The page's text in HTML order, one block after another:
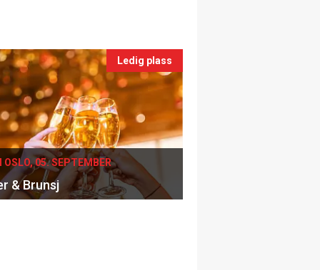
Ledig plass
OSLO, 05. SEPTEMBER
& Brunsj